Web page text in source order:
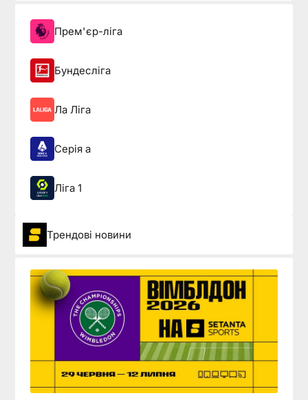
Прем'єр-ліга
Бундесліга
Ла Ліга
Серія а
Ліга 1
Трендові новини